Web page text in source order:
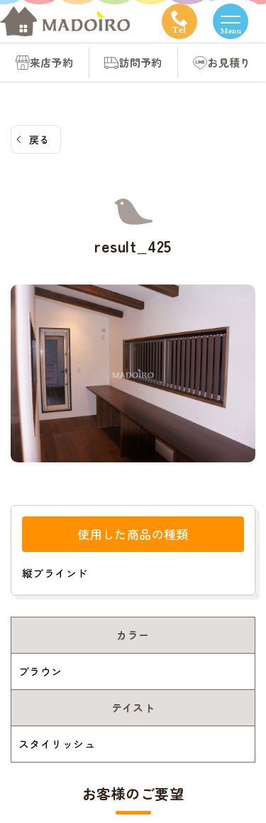
コ
ン
Tel Menu
来店予約 訪問予約 お見積り
戻る
result_425
使用した商品の種類
縦ブラインド
カラー
ブラウン
テイスト
スタイリッシュ
お客様のご要望